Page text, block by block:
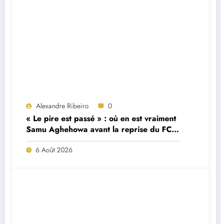
Alexandre Ribeiro 0
« Le pire est passé » : où en est vraiment
Samu Aghehowa avant la reprise du FC
Porto ?
6 Août 2026